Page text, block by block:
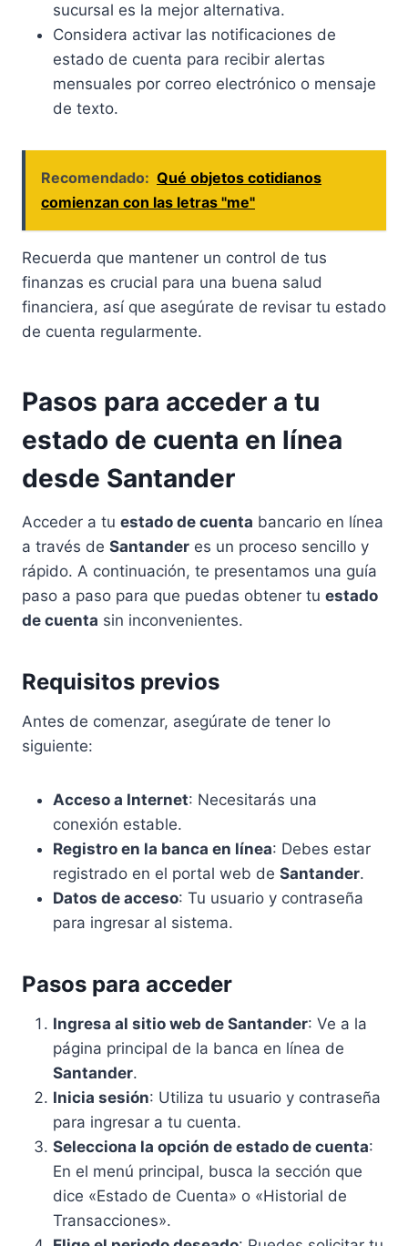
sucursal es la mejor alternativa.
Considera activar las notificaciones de
estado de cuenta para recibir alertas
mensuales por correo electrónico o mensaje
de texto.
Recomendado: Qué objetos cotidianos
comienzan con las letras "me"
Recuerda que mantener un control de tus
finanzas es crucial para una buena salud
financiera, así que asegúrate de revisar tu estado
de cuenta regularmente.
Pasos para acceder a tu
estado de cuenta en línea
desde Santander
Acceder a tu estado de cuenta bancario en línea
a través de Santander es un proceso sencillo y
rápido. A continuación, te presentamos una guía
paso a paso para que puedas obtener tu estado
de cuenta sin inconvenientes.
Requisitos previos
Antes de comenzar, asegúrate de tener lo
siguiente:
Acceso a Internet: Necesitarás una
conexión estable.
Registro en la banca en línea: Debes estar
registrado en el portal web de Santander.
Datos de acceso: Tu usuario y contraseña
para ingresar al sistema.
Pasos para acceder
Ingresa al sitio web de Santander: Ve a la
página principal de la banca en línea de
Santander.
Inicia sesión: Utiliza tu usuario y contraseña
para ingresar a tu cuenta.
Selecciona la opción de estado de cuenta:
En el menú principal, busca la sección que
dice «Estado de Cuenta» o «Historial de
Transacciones».